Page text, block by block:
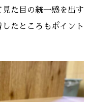
た目の統一感を出す
たところもポイント